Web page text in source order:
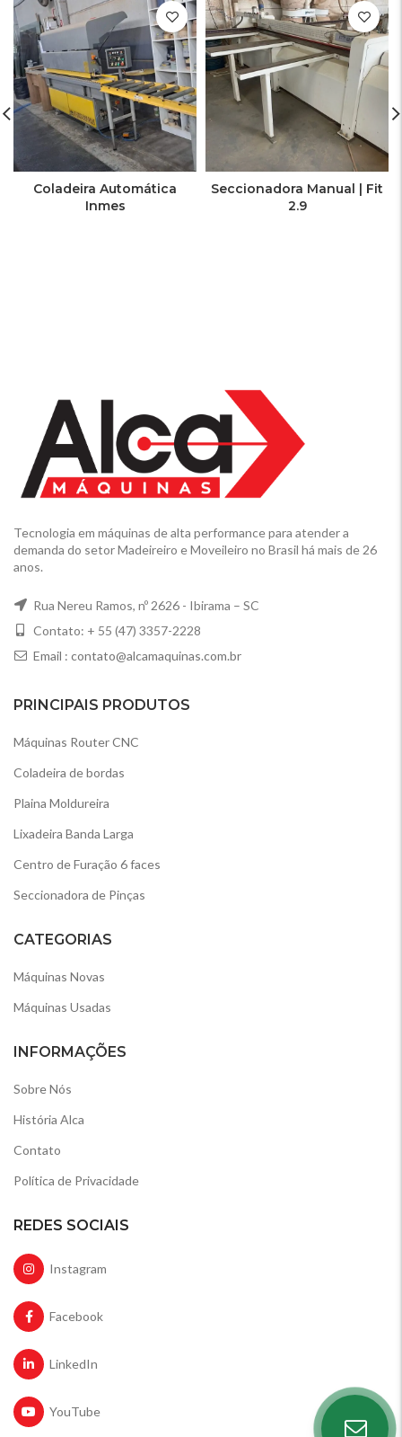
Coladeira Automática
Inmes
Seccionadora Manual | Fit
2.9
Tecnologia em máquinas de alta performance para atender a
demanda do setor Madeireiro e Moveileiro no Brasil há mais de 26
anos.
Rua Nereu Ramos, nº 2626 - Ibirama – SC
Contato: + 55 (47) 3357-2228
Email : contato@alcamaquinas.com.br
PRINCIPAIS PRODUTOS
Máquinas Router CNC
Coladeira de bordas
Plaina Moldureira
Lixadeira Banda Larga
Centro de Furação 6 faces
Seccionadora de Pinças
CATEGORIAS
Máquinas Novas
Máquinas Usadas
INFORMAÇÕES
Sobre Nós
História Alca
Contato
Política de Privacidade
REDES SOCIAIS
Instagram
Facebook
LinkedIn
YouTube